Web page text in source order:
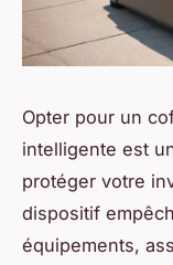
Opter pour un
intelligente est
protéger votre
dispositif
équipements,